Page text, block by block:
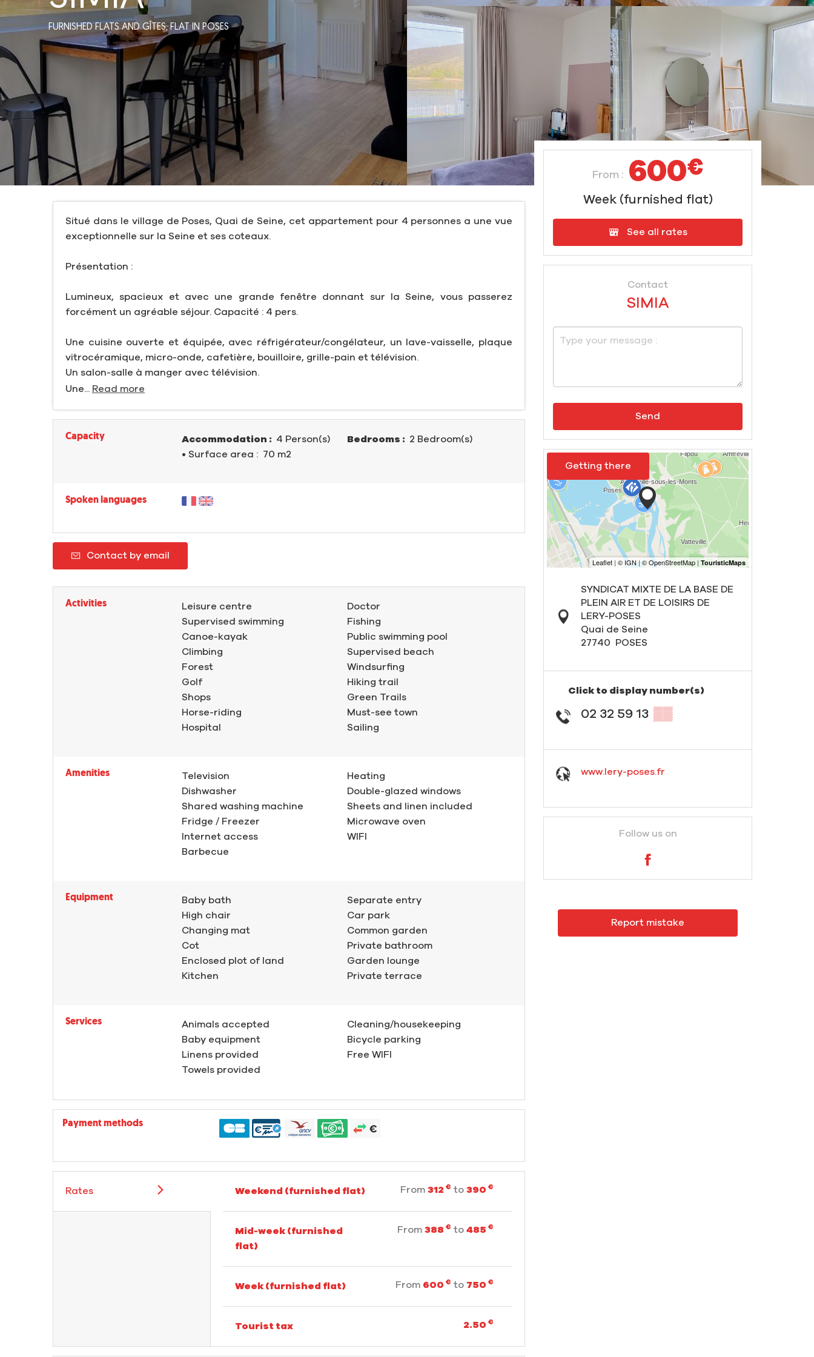
FURNISHED FLATS AND GÎTES,FLAT IN POSES
Situé dans le village de Poses, Quai de Seine, cet appartement pour 4 personnes a une vue
exceptionnelle sur la Seine et ses coteaux.
Présentation :
Lumineux, spacieux et avec une grande fenêtre donnant sur la Seine, vous passerez
forcément un agréable séjour. Capacité : 4 pers.
Une cuisine ouverte et équipée, avec réfrigérateur/congélateur, un lave-vaisselle, plaque
vitrocéramique, micro-onde, cafetière, bouilloire, grille-pain et télévision.
Un salon-salle à manger avec télévision.
Une... Read more
Capacity Accommodation : 4 Person(s)
• Surface area : 70 m2
Bedrooms : 2 Bedroom(s)
Spoken languages
Contact by email
Activities
Leisure centre
Supervised swimming
Canoe-kayak
Climbing
Forest
Golf
Shops
Horse-riding
Hospital
Doctor
Fishing
Public swimming pool
Supervised beach
Windsurfing
Hiking trail
Green Trails
Must-see town
Sailing
Amenities
Television
Dishwasher
Shared washing machine
Fridge / Freezer
Internet access
Barbecue
Heating
Double-glazed windows
Sheets and linen included
Microwave oven
WIFI
Equipment
Baby bath
High chair
Changing mat
Cot
Enclosed plot of land
Kitchen
Separate entry
Car park
Common garden
Private bathroom
Garden lounge
Private terrace
Services
Animals accepted
Baby equipment
Linens provided
Towels provided
Cleaning/housekeeping
Bicycle parking
Free WIFI
Payment methods
Rates Weekend (furnished flat) From312 € to390 €
Mid-week (furnished
flat)
From388 € to485 €
Week (furnished flat) From 600 € to 750 €
Tourist tax 2.50 €
From : 600€
Week (furnished flat)
See all rates
Contact
SIMIA
Send
Getting there
SYNDICAT MIXTE DE LA BASE DE
PLEIN AIR ET DE LOISIRS DE
LERY-POSES
Quai de Seine
27740
POSES
Click to display number(s)
02 32 59 13 ▒▒
www.lery-poses.fr
Follow us on
Report mistake